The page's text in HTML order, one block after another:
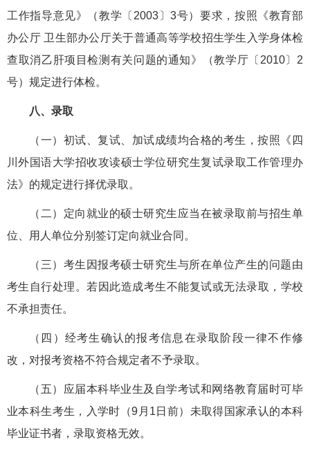
工作指导意见》（教学〔2003〕3号）要求，按照《教育部
办公厅 卫生部办公厅关于普通高等学校招生学生入学身体检
查取消乙肝项目检测有关问题的通知》（教学厅〔2010〕2
号）规定进行体检。
八、录取
（一）初试、复试、加试成绩均合格的考生，按照《四
川外国语大学招收攻读硕士学位研究生复试录取工作管理办
法》的规定进行择优录取。
（二）定向就业的硕士研究生应当在被录取前与招生单
位、用人单位分别签订定向就业合同。
（三）考生因报考硕士研究生与所在单位产生的问题由
考生自行处理。若因此造成考生不能复试或无法录取，学校
不承担责任。
（四）经考生确认的报考信息在录取阶段一律不作修
改，对报考资格不符合规定者不予录取。
（五）应届本科毕业生及自学考试和网络教育届时可毕
业本科生考生，入学时（9月1日前）未取得国家承认的本科
毕业证书者，录取资格无效。